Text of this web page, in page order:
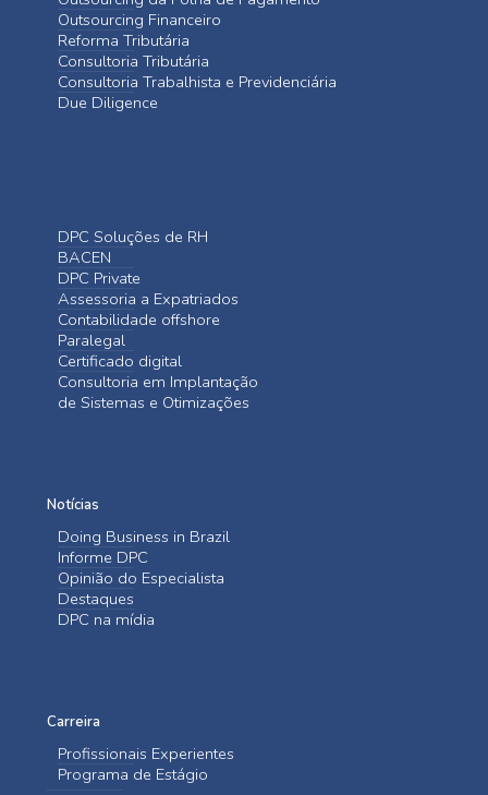
Outsourcing Financeiro
Reforma Tributária
Consultoria Tributária
Consultoria Trabalhista e Previdenciária
Due Diligence
DPC Soluções de RH
BACEN
DPC Private
Assessoria a Expatriados
Contabilidade offshore
Paralegal
Certificado digital
Consultoria em Implantação
de Sistemas e Otimizações
Notícias
Doing Business in Brazil
Informe DPC
Opinião do Especialista
Destaques
DPC na mídia
Carreira
Profissionais Experientes
Programa de Estágio